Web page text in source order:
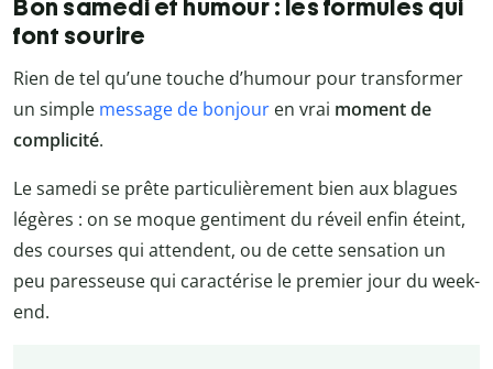
Bon samedi et humour : les formules qui
font sourire
Rien de tel qu’une touche d’humour pour transformer
un simple message de bonjour en vrai moment de
complicité.
Le samedi se prête particulièrement bien aux blagues
légères : on se moque gentiment du réveil enfin éteint,
des courses qui attendent, ou de cette sensation un
peu paresseuse qui caractérise le premier jour du week-
end.